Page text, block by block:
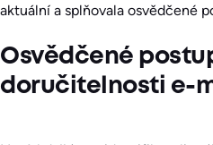
aktuální a splňovala osvědčené
Osvědčené
doručitelnosti e-